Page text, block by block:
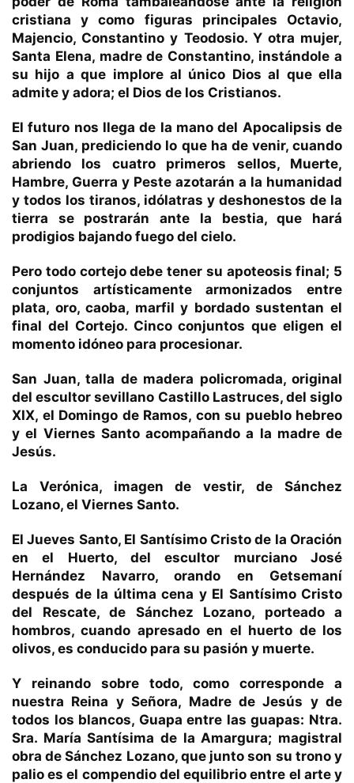
cristiana y como figuras principales Octavio,
Majencio, Constantino y Teodosio. Y otra mujer,
Santa Elena, madre de Constantino, instándole a
su hijo a que implore al único Dios al que ella
admite y adora; el Dios de los Cristianos.
El futuro nos llega de la mano del Apocalipsis de
San Juan, prediciendo lo que ha de venir, cuando
abriendo los cuatro primeros sellos, Muerte,
Hambre, Guerra y Peste azotarán a la humanidad
y todos los tiranos, idólatras y deshonestos de la
tierra se postrarán ante la bestia, que hará
prodigios bajando fuego del cielo.
Pero todo cortejo debe tener su apoteosis final; 5
conjuntos artísticamente armonizados entre
plata, oro, caoba, marfil y bordado sustentan el
final del Cortejo. Cinco conjuntos que eligen el
momento idóneo para procesionar.
San Juan, talla de madera policromada, original
del escultor sevillano Castillo Lastruces, del siglo
XIX, el Domingo de Ramos, con su pueblo hebreo
y el Viernes Santo acompañando a la madre de
Jesús.
La Verónica, imagen de vestir, de Sánchez
Lozano, el Viernes Santo.
El Jueves Santo, El Santísimo Cristo de la Oración
en el Huerto, del escultor murciano José
Hernández Navarro, orando en Getsemaní
después de la última cena y El Santísimo Cristo
del Rescate, de Sánchez Lozano, porteado a
hombros, cuando apresado en el huerto de los
olivos, es conducido para su pasión y muerte.
Y reinando sobre todo, como corresponde a
nuestra Reina y Señora, Madre de Jesús y de
todos los blancos, Guapa entre las guapas: Ntra.
Sra. María Santísima de la Amargura; magistral
obra de Sánchez Lozano, que junto son su trono y
palio es el compendio del equilibrio entre el arte y